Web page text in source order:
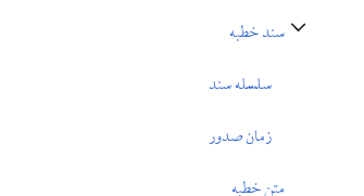
سند خطبه
تغییر وضعیت زیربخش‌های سند خطبه
سلسله سند
زمان صدور